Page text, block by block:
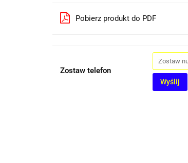
Pobierz produkt do PDF
Zostaw telefon
Wyślij